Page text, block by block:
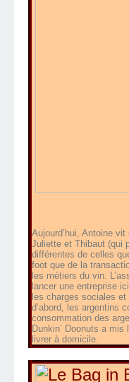
Aujourd’hui, Antoine
Juliette et Thibaut (qui
différentes de celles
foot que de la
les métiers du vin.
lancer une entreprise
les charges sociales
d’abord, les argentins
consommation des
Dunkin’ Doonuts a
livrer à domicile.